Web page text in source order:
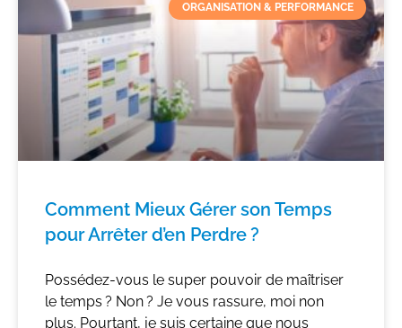
ORGANISATION & PERFORMANCE
Comment Mieux Gérer son Temps
pour Arrêter d’en Perdre ?
Possédez-vous le super pouvoir de maîtriser
le temps ? Non ? Je vous rassure, moi non
plus. Pourtant, je suis certaine que nous